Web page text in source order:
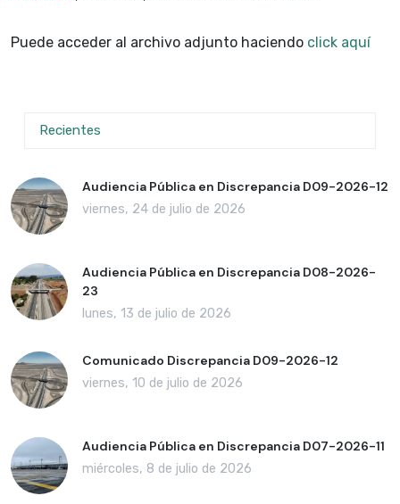
Puede acceder al archivo adjunto haciendo click aquí
Recientes
Audiencia Pública en Discrepancia D09-2026-12
viernes, 24 de julio de 2026
Audiencia Pública en Discrepancia D08-2026-
23
lunes, 13 de julio de 2026
Comunicado Discrepancia D09-2026-12
viernes, 10 de julio de 2026
Audiencia Pública en Discrepancia D07-2026-11
miércoles, 8 de julio de 2026